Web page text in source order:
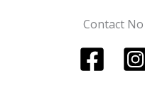
Contact No